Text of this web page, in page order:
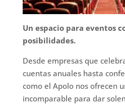
Un espacio para eventos
posibilidades.
Desde empresas que
cuentas anuales hasta
como el Apolo nos ofrecen
incomparable para dar